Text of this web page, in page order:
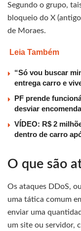
Segundo o grupo,
bloqueio do X
de Moraes.
Leia Também
“Só vou buscar
entrega carro e
PF prende
desviar
VÍDEO: R$ 2
dentro de carro
O que são
Os ataques DDoS,
uma tática comum
enviar uma
um site ou servidor,